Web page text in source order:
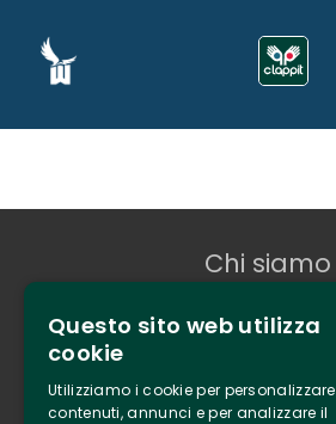
Chi siamo
Tenuta Selvaggia
Biglietteria
Questo sito web utilizza
cookie
Utilizziamo i cookie per personalizzare
contenuti, annunci e per analizzare il